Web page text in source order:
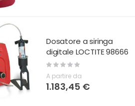
Dosatore a siringa
digitale LOCTITE 98666
Rating:
0%
A partire da
1.183,45 €